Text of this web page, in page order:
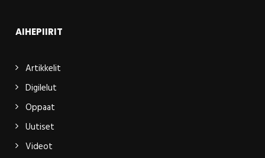
AIHEPIIRIT
Artikkelit
Digilelut
Oppaat
Uutiset
Videot